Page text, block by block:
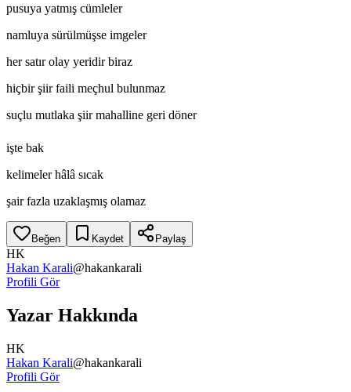
pusuya yatmış cümleler
namluya sürülmüşse imgeler
her satır olay yeridir biraz
hiçbir şiir faili meçhul bulunmaz
suçlu mutlaka şiir mahalline geri döner
işte bak
kelimeler hâlâ sıcak
şair fazla uzaklaşmış olamaz
Beğen Kaydet Paylaş
HK
Hakan Karali@hakankarali
Profili Gör
Yazar Hakkında
HK
Hakan Karali@hakankarali
Profili Gör